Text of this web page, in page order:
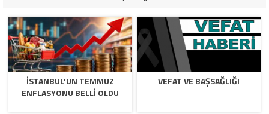
İSTANBUL’UN TEMMUZ
ENFLASYONU BELLİ OLDU
VEFAT VE BAŞSAĞLIĞI